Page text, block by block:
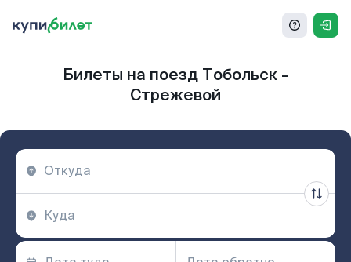
Билеты на поезд Тобольск -
Стрежевой